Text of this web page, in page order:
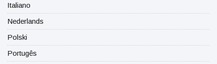
Italiano
Nederlands
Polski
Portugês